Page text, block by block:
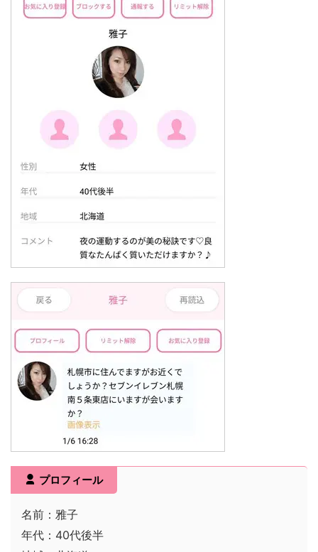
プロフィール
名前：雅子
年代：40代後半